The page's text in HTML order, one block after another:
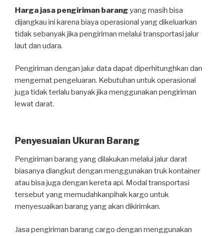
Harga jasa pengiriman barang yang masih bisa
dijangkau ini karena biaya operasional yang dikeluarkan
tidak sebanyak jika pengiriman melalui transportasi jalur
laut dan udara.
Pengiriman dengan jalur data dapat diperhitunghkan dan
mengemat pengeluaran. Kebutuhan untuk operasional
juga tidak terlalu banyak jika menggunakan pengiriman
lewat darat.
Penyesuaian Ukuran Barang
Pengiriman barang yang dilakukan melalui jalur darat
biasanya diangkut dengan menggunakan truk kontainer
atau bisa juga dengan kereta api. Modal transportasi
tersebut yang memudahkanpihak kargo untuk
menyesuaikan barang yang akan dikirimkan.
Jasa pengiriman barang cargo dengan menggunakan